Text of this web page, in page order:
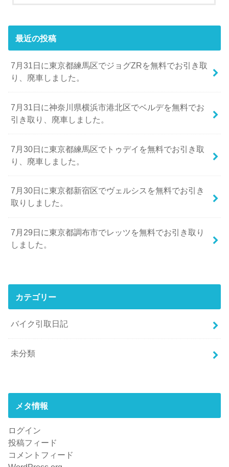
最近の投稿
7月31日に東京都練馬区でジョグZRを無料でお引き取
り、廃車しました。
7月31日に神奈川県横浜市港北区でベルデを無料でお
引き取り、廃車しました。
7月30日に東京都練馬区でトゥデイを無料でお引き取
り、廃車しました。
7月30日に東京都新宿区でヴェルシスを無料でお引き
取りしました。
7月29日に東京都調布市でレッツを無料でお引き取り
しました。
カテゴリー
バイク引取日記
未分類
メタ情報
ログイン
投稿フィード
コメントフィード